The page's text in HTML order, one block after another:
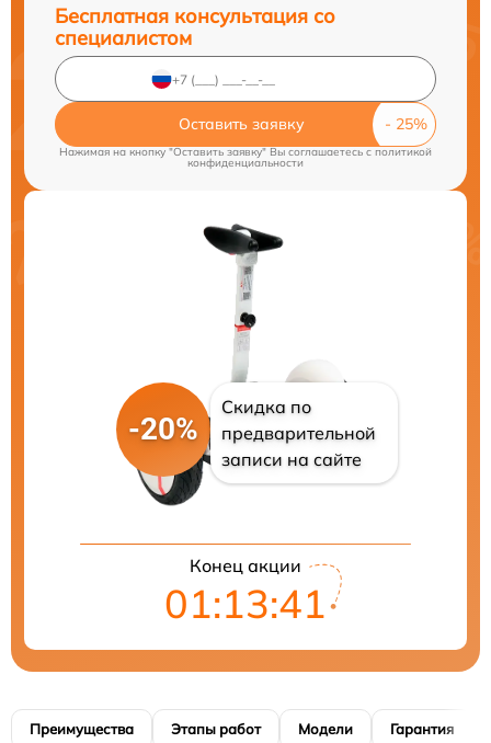
Бесплатная консультация со
специалистом
Оставить заявку
Нажимая на кнопку "Оставить заявку" Вы соглашаетесь c политикой
конфиденциальности
-20%
Скидка по
предварительной
записи на сайте
Конец акции
01:13:41
Преимущества Этапы работ Модели Гарантия